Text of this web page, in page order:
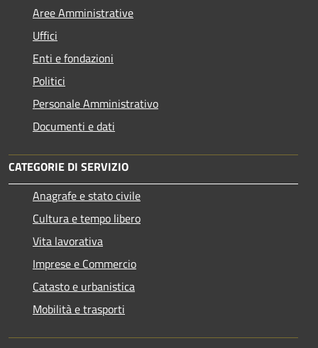
Aree Amministrative
Uffici
Enti e fondazioni
Politici
Personale Amministrativo
Documenti e dati
CATEGORIE DI SERVIZIO
Anagrafe e stato civile
Cultura e tempo libero
Vita lavorativa
Imprese e Commercio
Catasto e urbanistica
Mobilità e trasporti